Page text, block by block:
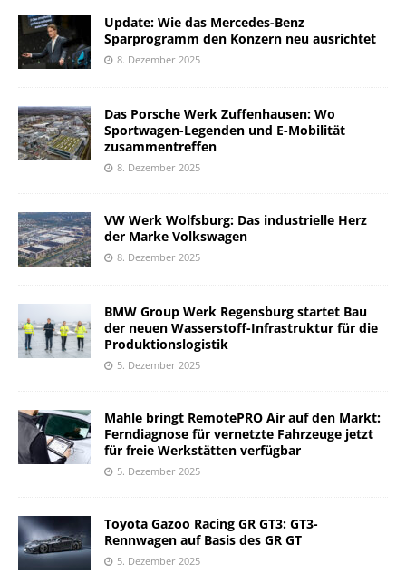
Update: Wie das Mercedes-Benz
Sparprogramm den Konzern neu ausrichtet
8. Dezember 2025
Das Porsche Werk Zuffenhausen: Wo
Sportwagen-Legenden und E-Mobilität
zusammentreffen
8. Dezember 2025
VW Werk Wolfsburg: Das industrielle Herz
der Marke Volkswagen
8. Dezember 2025
BMW Group Werk Regensburg startet Bau
der neuen Wasserstoff-Infrastruktur für die
Produktionslogistik
5. Dezember 2025
Mahle bringt RemotePRO Air auf den Markt:
Ferndiagnose für vernetzte Fahrzeuge jetzt
für freie Werkstätten verfügbar
5. Dezember 2025
Toyota Gazoo Racing GR GT3: GT3-
Rennwagen auf Basis des GR GT
5. Dezember 2025